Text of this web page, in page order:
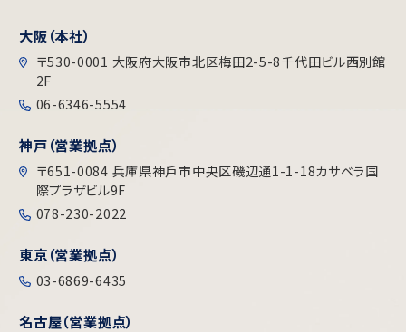
大阪（本社）
〒530-0001 大阪府大阪市北区梅田2-5-8千代田ビル⻄別館
2F
06-6346-5554
神戸（営業拠点）
〒651-0084 兵庫県神戶市中央区磯辺通1-1-18カサベラ国
際プラザビル9F
078-230-2022
東京（営業拠点）
03-6869-6435
名古屋（営業拠点）